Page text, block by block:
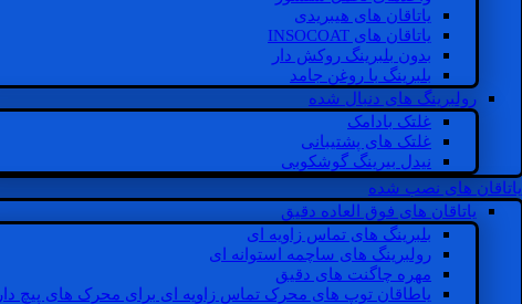
یاتاقان های هیبریدی
یاتاقان های INSOCOAT
بدون بلبرینگ روکش دار
بلبرینگ با روغن جامد
رولبرینگ های دنبال شده
غلتک بادامک
غلتک های پشتیبانی
نیدل بیرینگ گوشکوبی
یاتاقان های نصب شده
یاتاقان های فوق العاده دقیق
بلبرینگ های تماس زاویه ای
رولبرینگ های ساچمه استوانه ای
مهره چاگنت های دقیق
یاطاقان توپ های محرک تماس زاویه ای برای محرک های پیچ دار